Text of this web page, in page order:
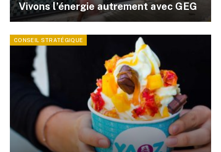
Vivons l’énergie autrement avec GEG
CONSEIL STRATÉGIQUE